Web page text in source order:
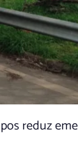
reduz